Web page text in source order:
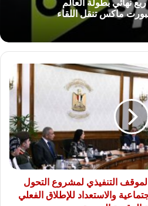
ماكس تنقل اللقاء
التنفيذي لمشروع التحول
والاستعداد للإطلاق الفعلي